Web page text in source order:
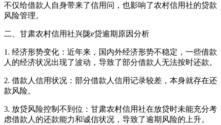
不仅给借款人自身带来了信用问，也影响了农村信用社的贷款
风险管理。
二、甘肃农村信用社兴陇e贷逾期原因分析
1. 经济形势变化：近年来，国内外经济形势不稳定，一些借款
人的经济状况出现了波动，导致了部分借款人无法按时还款。
2. 借款人信用状况：部分借款人信用记录较差，本身就存在还
款风险。
3. 放贷风险控制不到位：甘肃农村信用社在放贷时未能充分考
虑借款人的还款能力和诚信状况，导致了逾期风险的上升。